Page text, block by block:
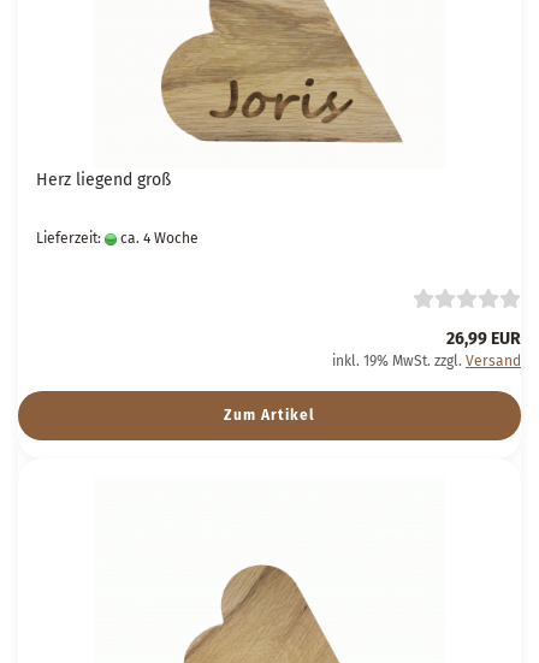
Herz liegend groß
Lieferzeit: ca. 4 Woche
26,99 EUR
inkl. 19% MwSt. zzgl. Versand
Zum Artikel